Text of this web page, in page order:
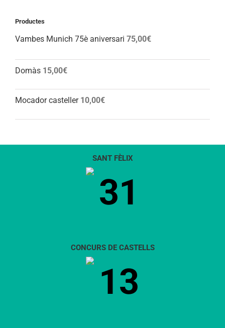
Productes
Vambes Munich 75è aniversari 75,00€
Domàs 15,00€
Mocador casteller 10,00€
SANT FÈLIX
31
CONCURS DE CASTELLS
13